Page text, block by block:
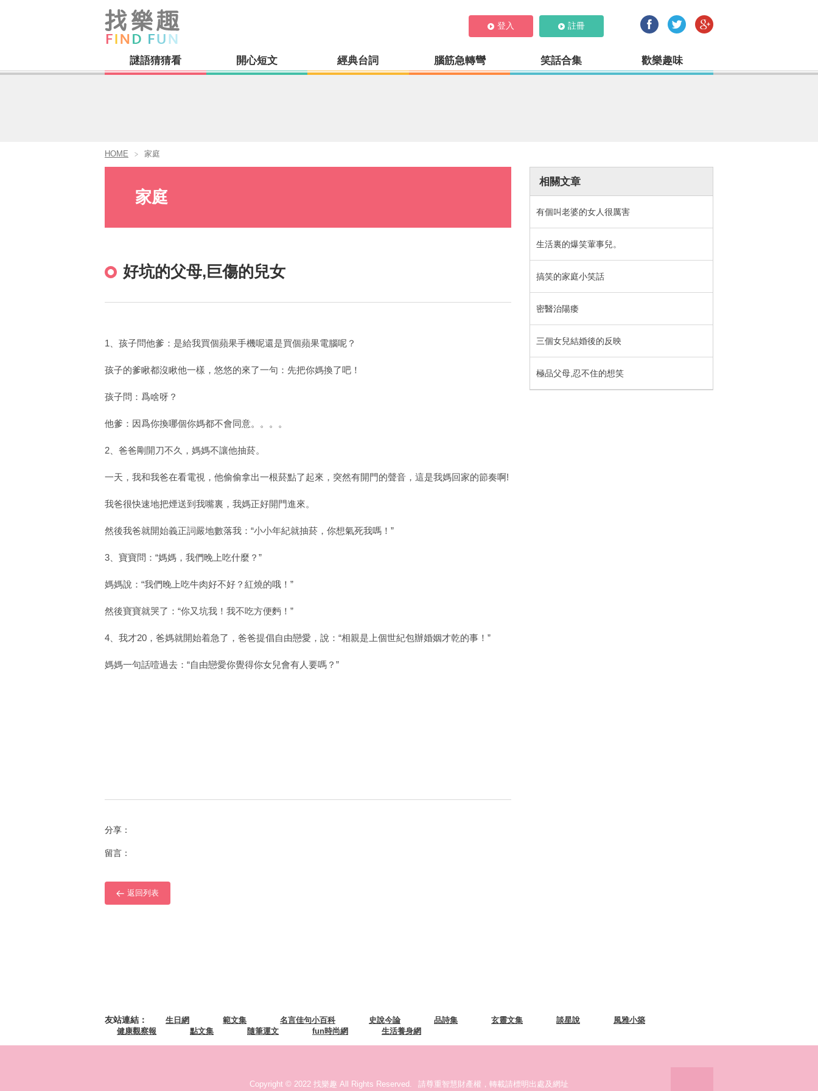
登入 註冊
謎語猜猜看 開心短文 經典台詞 腦筋急轉彎 笑話合集 歡樂趣味
HOME 家庭
家庭
好坑的父母,巨傷的兒女
1、孩子問他爹：是給我買個蘋果手機呢還是買個蘋果電腦呢？
孩子的爹瞅都沒瞅他一樣，悠悠的來了一句：先把你媽換了吧！
孩子問：爲啥呀？
他爹：因爲你換哪個你媽都不會同意。。。。
2、爸爸剛開刀不久，媽媽不讓他抽菸。
一天，我和我爸在看電視，他偷偷拿出一根菸點了起來，突然有開門的聲音，這是我媽回家的節奏啊!
我爸很快速地把煙送到我嘴裏，我媽正好開門進來。
然後我爸就開始義正詞嚴地數落我：“小小年紀就抽菸，你想氣死我嗎！”
3、寶寶問：“媽媽，我們晚上吃什麼？”
媽媽說：“我們晚上吃牛肉好不好？紅燒的哦！”
然後寶寶就哭了：“你又坑我！我不吃方便麪！”
4、我才20，爸媽就開始着急了，爸爸提倡自由戀愛，說：“相親是上個世紀包辦婚姻才乾的事！”
媽媽一句話噎過去：“自由戀愛你覺得你女兒會有人要嗎？”
分享：
留言：
返回列表
相關文章
有個叫老婆的女人很厲害
生活裏的爆笑葷事兒。
搞笑的家庭小笑話
密醫治陽痿
三個女兒結婚後的反映
極品父母,忍不住的想笑
友站連結： 生日網 範文集 名言佳句小百科 史說今論 品詩集 玄靈文集 談星說
風雅小築
健康觀察報
點文集 隨筆運文 fun時尚網 生活養身網
Copyright © 2022 找樂趣 All Rights Reserved. 請尊重智慧財產權，轉載請標明出處及網址